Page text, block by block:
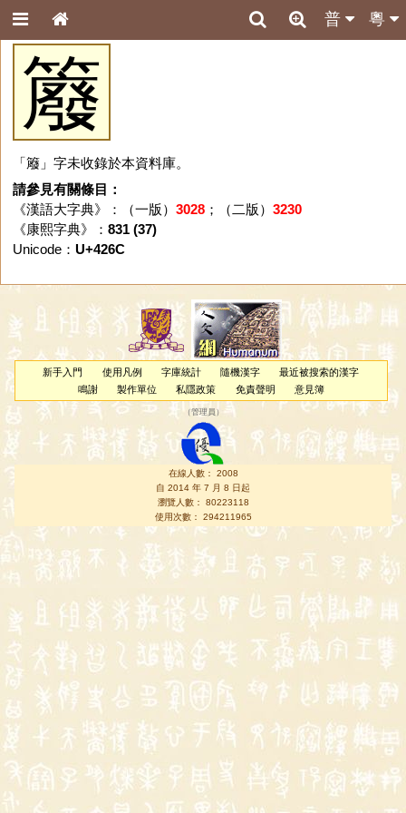
粵
普
䉬
「䉬」字未收錄於本資料庫。
請參見有關條目：
《漢語大字典》：（一版） 3028；（二版） 3230
《康熙字典》： 831 (37)
Unicode： U+426C
新手入門 使用凡例 字庫統計 隨機漢字
最近被搜索的漢字
鳴謝
製作單位 私隱政策 免責聲明 意見簿
（管理員 ）
在線人數： 2008
自 2014 年 7 月 8 日起
瀏覽人數： 80223118
使用次數： 294211965